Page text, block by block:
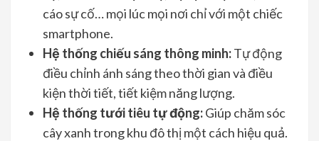
cáo sự cố… mọi lúc mọi nơi chỉ với một chiếc
smartphone.
Hệ thống chiếu sáng thông minh:Tự động
điều chỉnh ánh sáng theo thời gian và điều
kiện thời tiết, tiết kiệm năng lượng.
Hệ thống tưới tiêu tự động:Giúp chăm sóc
cây xanh trong khu đô thị một cách hiệu quả.